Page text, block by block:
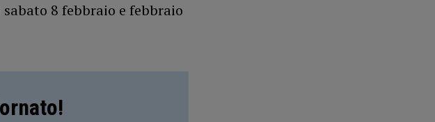
8 febbraio e febbraio